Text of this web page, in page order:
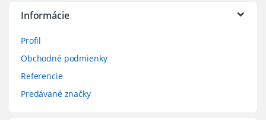
Informácie
Profil
Obchodné podmienky
Referencie
Predávané značky